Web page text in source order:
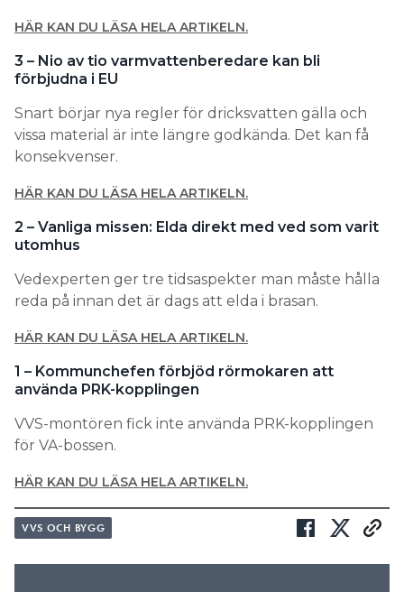
HÄR KAN DU LÄSA HELA ARTIKELN.
3 – Nio av tio varmvattenberedare kan bli
förbjudna i EU
Snart börjar nya regler för dricksvatten gälla och
vissa material är inte längre godkända. Det kan få
konsekvenser.
HÄR KAN DU LÄSA HELA ARTIKELN.
2 – Vanliga missen: Elda direkt med ved som varit
utomhus
Vedexperten ger tre tidsaspekter man måste hålla
reda på innan det är dags att elda i brasan.
HÄR KAN DU LÄSA HELA ARTIKELN.
1 – Kommunchefen förbjöd rörmokaren att
använda PRK-kopplingen
VVS-montören fick inte använda PRK-kopplingen
för VA-bossen.
HÄR KAN DU LÄSA HELA ARTIKELN.
VVS OCH BYGG